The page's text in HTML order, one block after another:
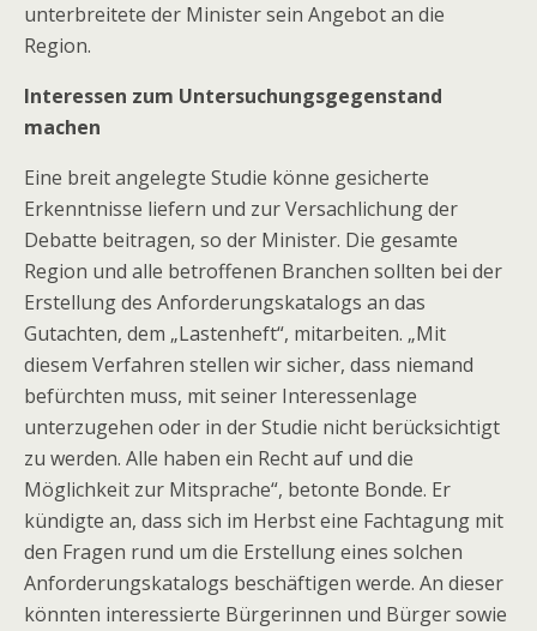
unterbreitete der Minister sein Angebot an die
Region.
Interessen zum Untersuchungsgegenstand
machen
Eine breit angelegte Studie könne gesicherte
Erkenntnisse liefern und zur Versachlichung der
Debatte beitragen, so der Minister. Die gesamte
Region und alle betroffenen Branchen sollten bei der
Erstellung des Anforderungskatalogs an das
Gutachten, dem „Lastenheft“, mitarbeiten. „Mit
diesem Verfahren stellen wir sicher, dass niemand
befürchten muss, mit seiner Interessenlage
unterzugehen oder in der Studie nicht berücksichtigt
zu werden. Alle haben ein Recht auf und die
Möglichkeit zur Mitsprache“, betonte Bonde. Er
kündigte an, dass sich im Herbst eine Fachtagung mit
den Fragen rund um die Erstellung eines solchen
Anforderungskatalogs beschäftigen werde. An dieser
könnten interessierte Bürgerinnen und Bürger sowie